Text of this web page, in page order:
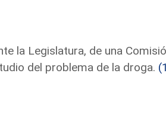
la Legislatura, de una
del problema de la droga.